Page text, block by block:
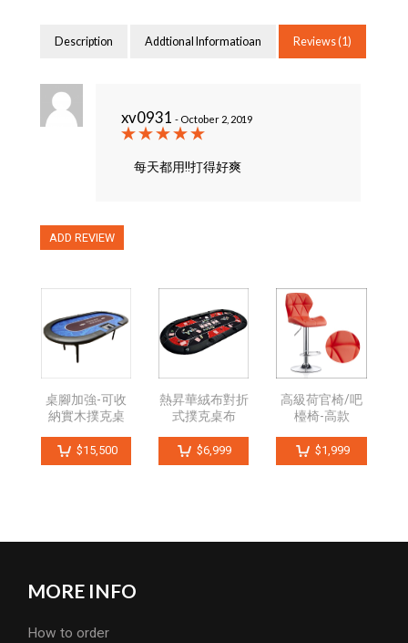
Description Addtional Informatioan Reviews (1)
xv0931 - October 2, 2019
每天都用!!打得好爽
ADD REVIEW
桌腳加強-可收
納實木撲克桌
$15,500
熱昇華絨布對折
式撲克桌布
$6,999
高級荷官椅/吧
檯椅-高款
$1,999
MORE INFO
How to order